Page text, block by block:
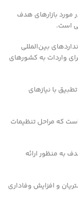
مورد بازارهای هدف
است.
بین‌المللی
واردات به کشورهای
با نیازهای
که مراحل تنظیمات
به منظور ارائه
و افزایش وفاداری